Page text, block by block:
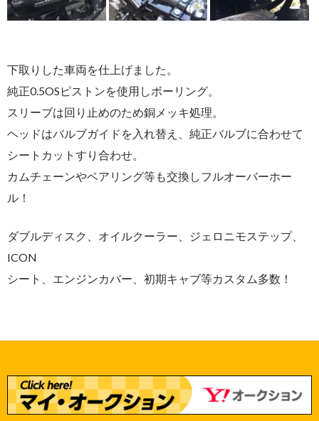
下取りした車両を仕上げました。
純正0.5OSピストンを使用しボーリング。
スリーブは回り止めのため銅メッキ処理。
ヘッドはバルブガイドを入れ替え、純正バルブに合わせて
シートカットすり合わせ。
カムチェーンやベアリング等も交換しフルオーバーホー
ル！
ダブルディスク、オイルクーラー、ジェロニモステップ、
ICON
シート、エンジンカバー、初期キャブ等カスタム多数！